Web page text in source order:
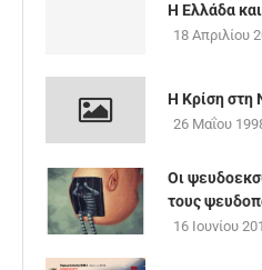
Η Ελλάδα
18 Απριλίου
Η Κρίση στη
26 Μαΐου
Οι
τους
16 Ιουνίου